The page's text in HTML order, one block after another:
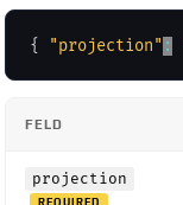
{ "projection" :
FELD
projection